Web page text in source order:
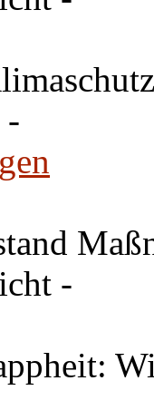
-
-